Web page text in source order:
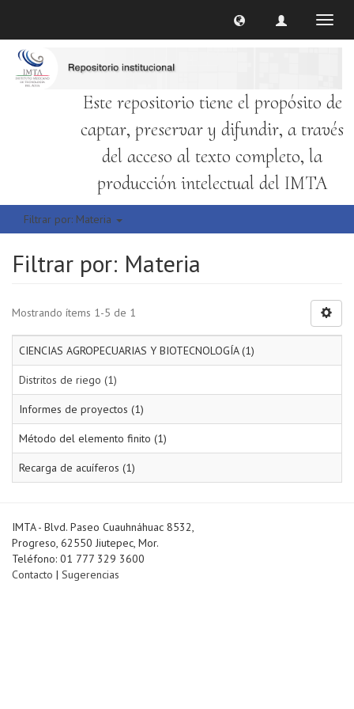
Este repositorio tiene el propósito de
captar, preservar y difundir, a través
del acceso al texto completo, la
producción intelectual del IMTA
Filtrar por: Materia
Filtrar por: Materia
Mostrando ítems 1-5 de 1
CIENCIAS AGROPECUARIAS Y BIOTECNOLOGÍA (1)
Distritos de riego (1)
Informes de proyectos (1)
Método del elemento finito (1)
Recarga de acuíferos (1)
IMTA - Blvd. Paseo Cuauhnáhuac 8532,
Progreso, 62550 Jiutepec, Mor.
Teléfono: 01 777 329 3600
Contacto | Sugerencias